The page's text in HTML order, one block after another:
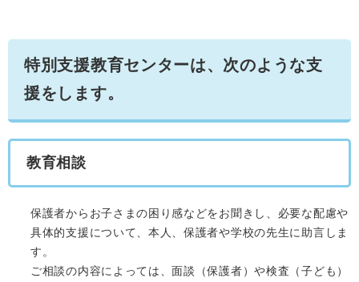
​特別支援教育センターは、次のような支
援をします。
教育相談
保護者からお子さまの困り感などをお聞きし、必要な配慮や
具体的支援について、本人、保護者や学校の先生に助言しま
す。
ご相談の内容によっては、面談（保護者）や検査（子ども）